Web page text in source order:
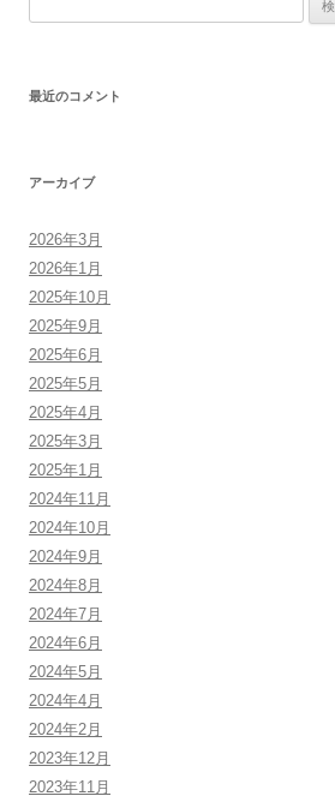
最近のコメント
アーカイブ
2026年3月
2026年1月
2025年10月
2025年9月
2025年6月
2025年5月
2025年4月
2025年3月
2025年1月
2024年11月
2024年10月
2024年9月
2024年8月
2024年7月
2024年6月
2024年5月
2024年4月
2024年2月
2023年12月
2023年11月